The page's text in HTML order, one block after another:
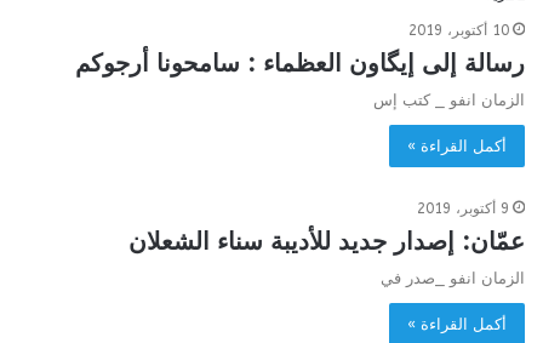
10 أكتوبر، 2019
رسالة إلى إيگاون العظماء : سامحونا أرجوكم
الزمان انفو _ كتب إس
أكمل القراءة »
9 أكتوبر، 2019
عمّان: إصدار جديد للأديبة سناء الشعلان
الزمان انفو _صدر في
أكمل القراءة »